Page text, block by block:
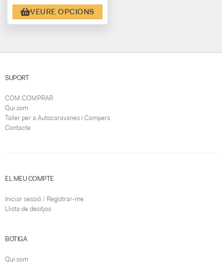
VEURE OPCIONS
SUPORT
COM COMPRAR
Qui som
Taller per a Autocaravanes i Campers
Contacte
EL MEU COMPTE
Iniciar sessió / Registrar-me
Llista de desitjos
BOTIGA
Qui som